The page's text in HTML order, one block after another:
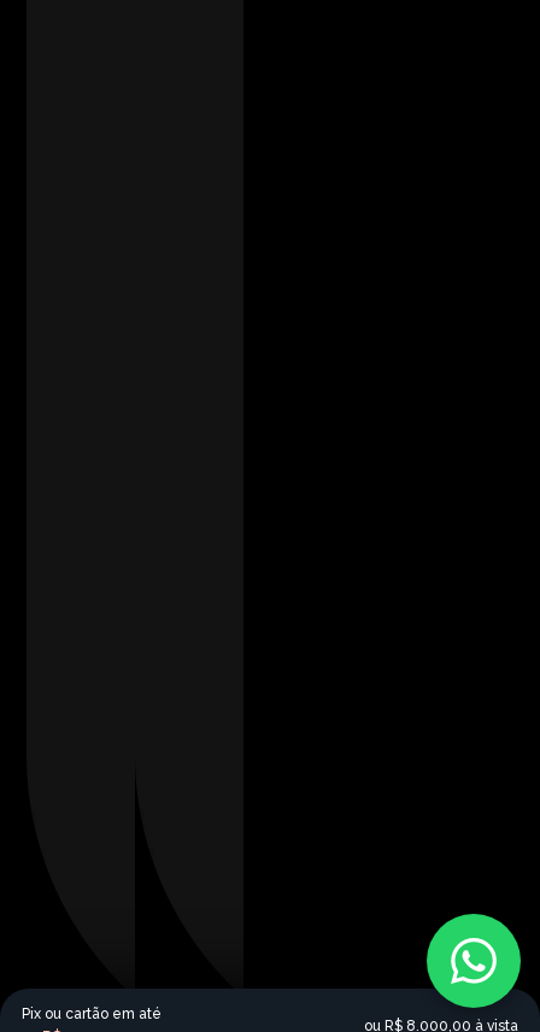
Pix ou cartão em até
ou R$ 8.000,00 à vista